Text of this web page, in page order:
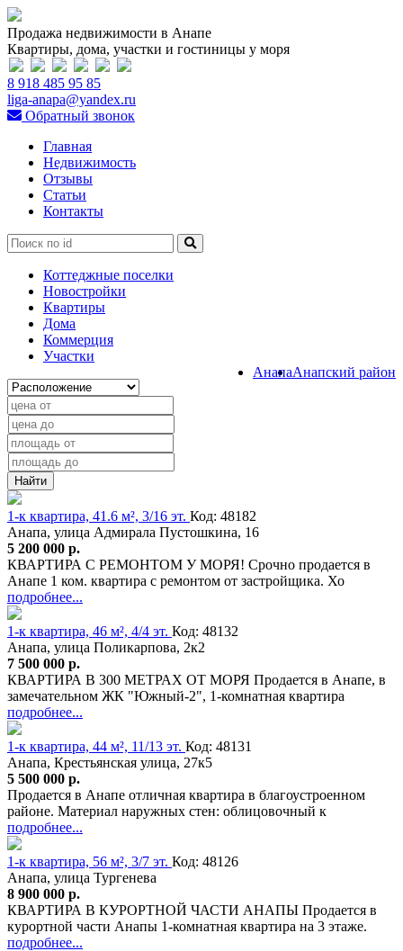
Продажа недвижимости в Анапе
Квартиры, дома, участки и гостиницы у моря
8 918 485 95 85
liga-anapa@yandex.ru
Обратный звонок
Главная
Недвижимость
Отзывы
Статьи
Контакты
Коттеджные поселки
Новостройки
Квартиры
Дома
Коммерция
Участки
Анапский район
Анапа
Найти
1-к квартира, 41.6 м², 3/16 эт. Код: 48182
Анапа, улица Адмирала Пустошкина, 16
5 200 000 р.
КВАРТИРА С РЕМОНТОМ У МОРЯ! Срочно продается в
Анапе 1 ком. квартира с ремонтом от застройщика. Хо
подробнее...
1-к квартира, 46 м², 4/4 эт. Код: 48132
Анапа, улица Поликарпова, 2к2
7 500 000 р.
КВАРТИРА В 300 МЕТРАХ ОТ МОРЯ Продается в Анапе, в
замечательном ЖК "Южный-2", 1-комнатная квартира
подробнее...
1-к квартира, 44 м², 11/13 эт. Код: 48131
Анапа, Крестьянская улица, 27к5
5 500 000 р.
Продается в Анапе отличная квартира в благоустроенном
районе. Материал наружных стен: облицовочный к
подробнее...
1-к квартира, 56 м², 3/7 эт. Код: 48126
Анапа, улица Тургенева
8 900 000 р.
КВАРТИРА В КУРОРТНОЙ ЧАСТИ АНАПЫ Продается в
курортной части Анапы 1-комнатная квартира на 3 этаже.
подробнее...